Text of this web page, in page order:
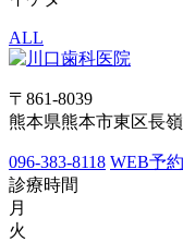
ALL
〒861-8039
熊本県熊本市東区長
096-383-8118 WEB予約
診療時間
月
火